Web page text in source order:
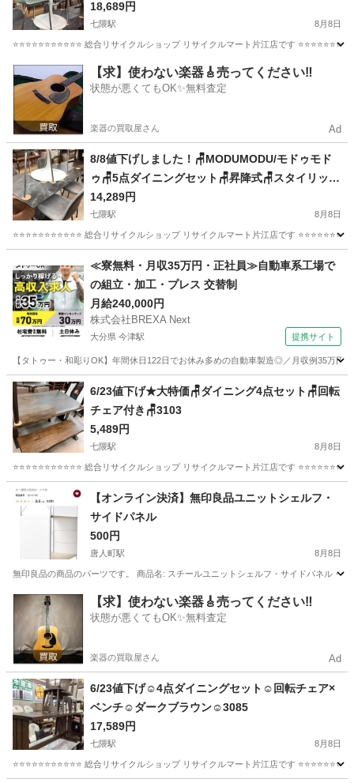
18,689円
七隈駅 8月8日
⭐️⭐️⭐️⭐️⭐️⭐️⭐️⭐️⭐️⭐️⭐️ 総合リサイクルショップ リサイクルマート片江店です
福岡 福岡市 七隈駅 ダイニングセット
【求】使わない楽器🎸売ってください‼️
状態が悪くてもOK✨無料査定
楽器の買取屋さん Ad
8/8値下げしました！🪑MODUMODU/モドゥモド
ゥ🪑5点ダイニングセット🪑昇降式🪑スタイリッシ
ュ🪑3155
14,289円
七隈駅 8月8日
⭐️⭐️⭐️⭐️⭐️⭐️⭐️⭐️⭐️⭐️⭐️ 総合リサイクルショップ リサイクルマート片江店です
七隈駅 ダイニングセット 店舗
≪寮無料・月収35万円・正社員≫自動車系工場で
の組立・加工・プレス 交替制
月給240,000円
株式会社BREXA Next
大分県 今津駅 提携サイト
【タトゥー・和彫りOK】年間休日122日でお休み多めの自動車製造◎／月収例35万
大分 中津市 今津駅 その他
6/23値下げ★大特価🪑ダイニング4点セット🪑回転
チェア付き🪑3103
5,489円
七隈駅 8月8日
⭐️⭐️⭐️⭐️⭐️⭐️⭐️⭐️⭐️⭐️⭐️ 総合リサイクルショップ リサイクルマート片江店です
福岡 福岡市 七隈駅 ダイニングセット
【オンライン決済】無印良品ユニットシェルフ・
サイドパネル
500円
唐人町駅 8月8日
無印良品の商品のパーツです。 商品名: スチールユニットシェルフ・サイドパネル・
福岡 福岡市 唐人町駅 収納家具 ユニットシェルフ
【求】使わない楽器🎸売ってください‼️
状態が悪くてもOK✨無料査定
楽器の買取屋さん Ad
6/23値下げ☺️4点ダイニングセット☺️回転チェア×
ベンチ☺️ダークブラウン☺️3085
17,589円
七隈駅 8月8日
⭐️⭐️⭐️⭐️⭐️⭐️⭐️⭐️⭐️⭐️⭐️ 総合リサイクルショップ リサイクルマート片江店です